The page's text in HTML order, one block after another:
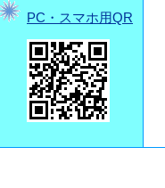
PC・スマホ用QR